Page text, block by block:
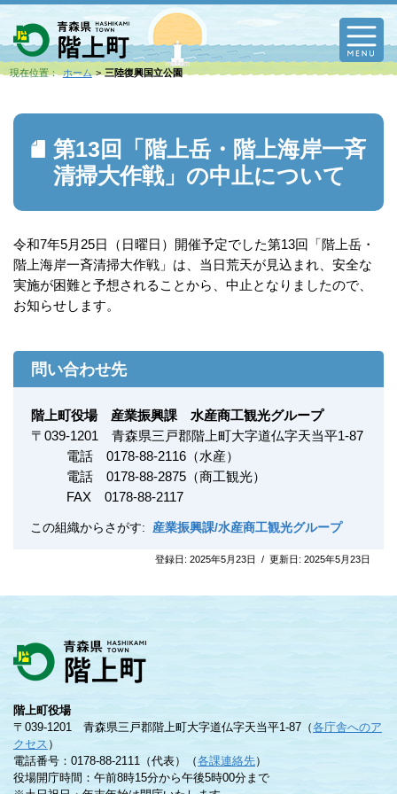
現在位置： ホーム 三陸復興国立公園
第13回「階上岳・階上海岸一斉
清掃大作戦」の中止について
令和7年5月25日（日曜日）開催予定でした第13回「階上岳・
階上海岸一斉清掃大作戦」は、当日荒天が見込まれ、安全な
実施が困難と予想されることから、中止となりましたので、
お知らせします。
問い合わせ先
階上町役場 産業振興課 水産商工観光グループ
〒 039-1201
青森県三戸郡階上町大字道仏字天当平1-87
電話 0178-88-2116（水産）
電話 0178-88-2875（商工観光）
FAX 0178-88-2117
この組織からさがす: 産業振興課/水産商工観光グループ
登録日: 2025年5月23日 / 更新日: 2025年5月23日
階上町役場
〒039-1201 青森県三戸郡階上町大字道仏字天当平1-87（各庁舎へのア
クセス ）
電話番号：0178-88-2111（代表）（各課連絡先）
役場開庁時間：午前8時15分から午後5時00分まで